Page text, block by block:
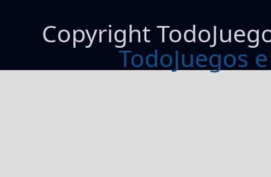
Copyright
TodoJuegos